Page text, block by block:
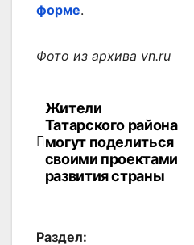
форме.
Фото из архива vn.ru
Навигация
по
записям
Жители
Татарского района
могут поделиться
своими проектами
развития страны
Раздел: